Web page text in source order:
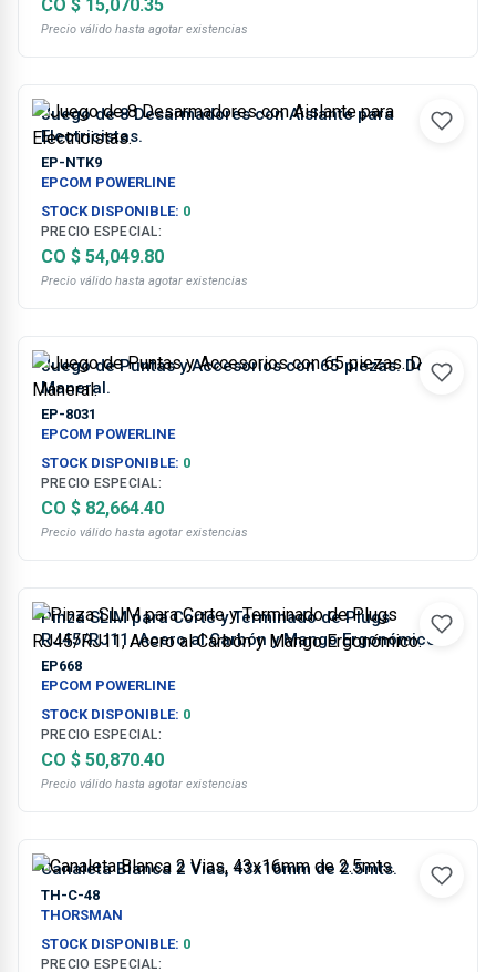
CO $ 15,070.35
Precio válido hasta agotar existencias
Juego de 8 Desarmadores con Aislante para
Electricistas.
EP-NTK9
EPCOM POWERLINE
STOCK DISPONIBLE: 0
PRECIO ESPECIAL:
CO $ 54,049.80
Precio válido hasta agotar existencias
Juego de Puntas y Accesorios con 65 piezas. Doble
Maneral.
EP-8031
EPCOM POWERLINE
STOCK DISPONIBLE: 0
PRECIO ESPECIAL:
CO $ 82,664.40
Precio válido hasta agotar existencias
Pinza SLIM para Corte y Terminado de Plugs
RJ45/RJ11, Acero al Carbón y Mango Ergonómico.
EP668
EPCOM POWERLINE
STOCK DISPONIBLE: 0
PRECIO ESPECIAL:
CO $ 50,870.40
Precio válido hasta agotar existencias
Canaleta Blanca 2 Vias, 43x16mm de 2.5mts.
TH-C-48
THORSMAN
STOCK DISPONIBLE: 0
PRECIO ESPECIAL: